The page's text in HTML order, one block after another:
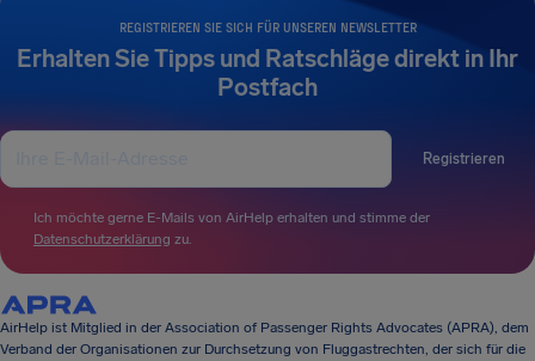
REGISTRIEREN SIE SICH FÜR UNSEREN NEWSLETTER
Erhalten Sie Tipps und Ratschläge direkt in Ihr
Postfach
Registrieren
Ich möchte gerne E-Mails von AirHelp erhalten und stimme der
Datenschutzerklärung zu.
AirHelp ist Mitglied in der Association of Passenger Rights Advocates (APRA), dem
Verband der Organisationen zur Durchsetzung von Fluggastrechten, der sich für die